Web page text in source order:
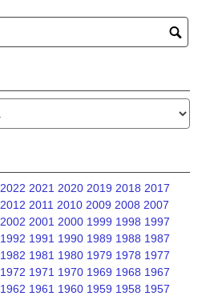
2022 2021 2020 2019 2018 2017
2012 2011 2010 2009 2008 2007
2002 2001 2000 1999 1998 1997
1992 1991 1990 1989 1988 1987
1982 1981 1980 1979 1978 1977
1972 1971 1970 1969 1968 1967
1962 1961 1960 1959 1958 1957